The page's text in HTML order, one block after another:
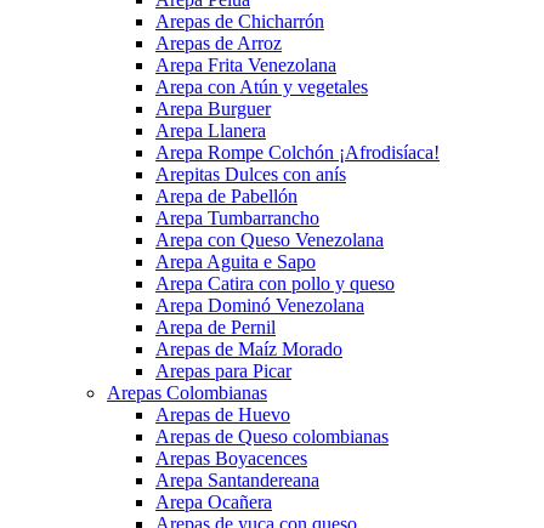
Arepas de Chicharrón
Arepas de Arroz
Arepa Frita Venezolana
Arepa con Atún y vegetales
Arepa Burguer
Arepa Llanera
Arepa Rompe Colchón ¡Afrodisíaca!
Arepitas Dulces con anís
Arepa de Pabellón
Arepa Tumbarrancho
Arepa con Queso Venezolana
Arepa Aguita e Sapo
Arepa Catira con pollo y queso
Arepa Dominó Venezolana
Arepa de Pernil
Arepas de Maíz Morado
Arepas para Picar
Arepas Colombianas
Arepas de Huevo
Arepas de Queso colombianas
Arepas Boyacences
Arepa Santandereana
Arepa Ocañera
Arepas de yuca con queso